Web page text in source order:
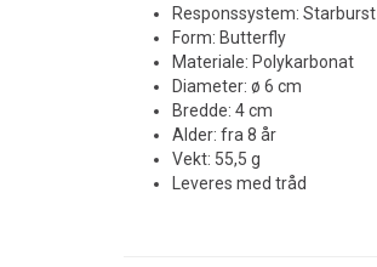
Responssystem: Starburst
Form: Butterfly
Materiale: Polykarbonat
Diameter: ø 6 cm
Bredde: 4 cm
Alder: fra 8 år
Vekt: 55,5 g
Leveres med tråd